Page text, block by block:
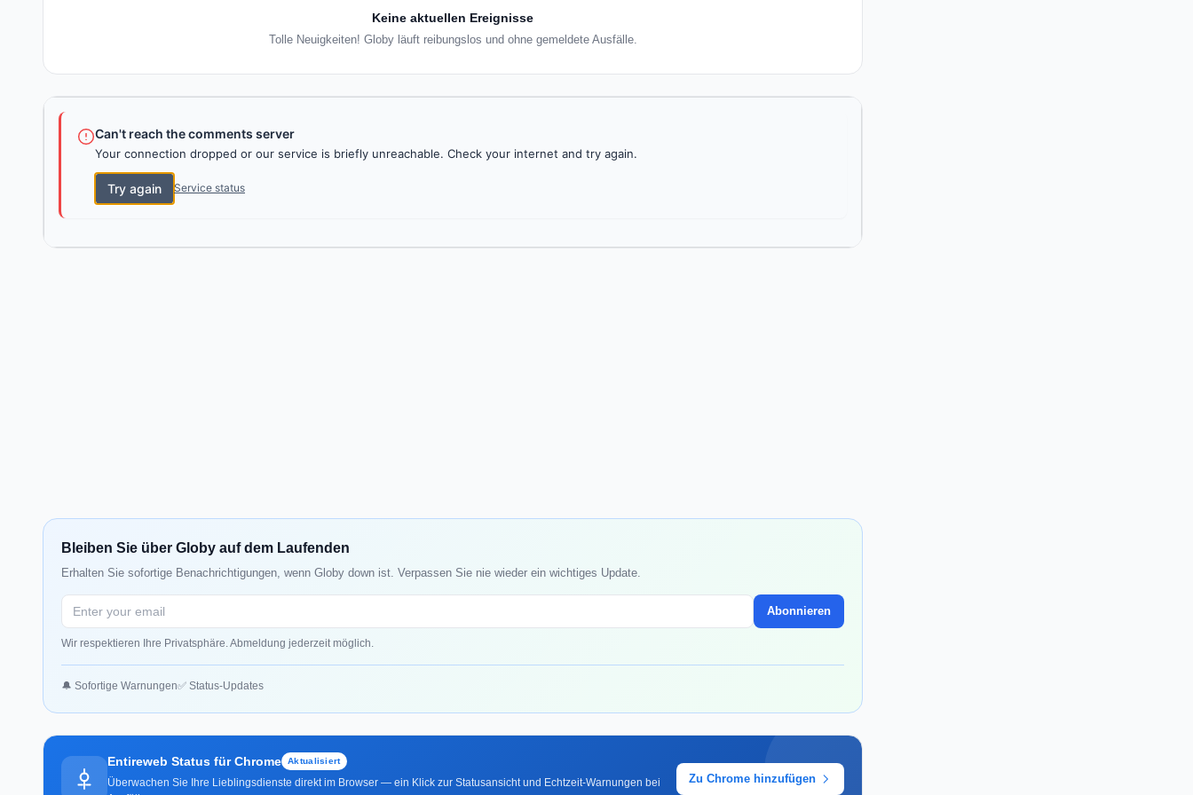
Keine aktuellen Ereignisse
Tolle Neuigkeiten! Globy läuft reibungslos und ohne gemeldete Ausfälle.
Can't reach the comments server
Your connection dropped or our service is briefly unreachable. Check your internet and try again.
Try again Service status
Bleiben Sie über Globy auf dem Laufenden
Erhalten Sie sofortige Benachrichtigungen, wenn Globy down ist. Verpassen Sie nie wieder ein wichtiges Update.
Abonnieren
Wir respektieren Ihre Privatsphäre. Abmeldung jederzeit möglich.
🔔 Sofortige Warnungen✅ Status-Updates
Entireweb Status für Chrome Aktualisiert
Überwachen Sie Ihre Lieblingsdienste direkt im Browser — ein Klick zur Statusansicht und Echtzeit-Warnungen bei
Zu Chrome hinzufügen